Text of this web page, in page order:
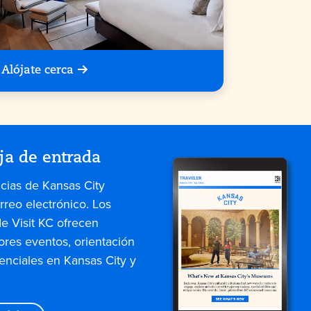
Alójate cerca
de entrada
de Kansas City
electrónico. Los
Visit KC ofrecen
eventos, orientación
en Kansas City y